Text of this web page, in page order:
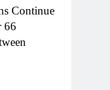
Continue
66